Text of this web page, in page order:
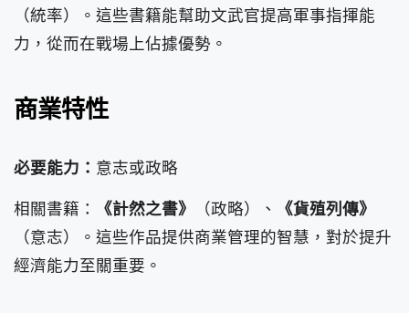
（統率）。這些書籍能幫助文武官提高軍事指揮能
力，從而在戰場上佔據優勢。
商業特性
必要能力： 意志或政略
相關書籍：
《計然之書》 （政略）、
《貨殖列傳》
（意志）。這些作品提供商業管理的智慧，對於提升
經濟能力至關重要。